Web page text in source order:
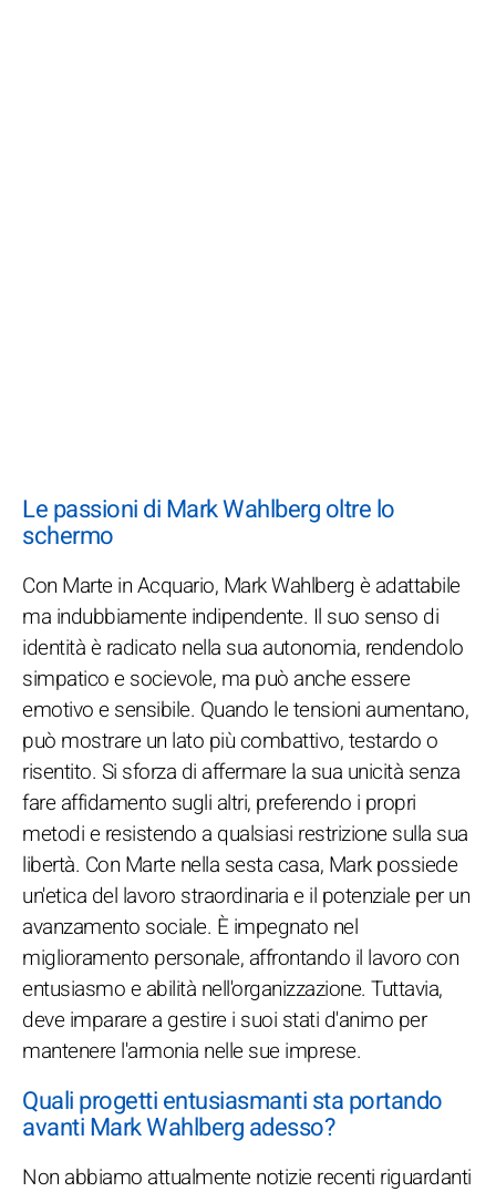
Le passioni di Mark Wahlberg oltre lo
schermo
Con Marte in Acquario, Mark Wahlberg è adattabile
ma indubbiamente indipendente. Il suo senso di
identità è radicato nella sua autonomia, rendendolo
simpatico e socievole, ma può anche essere
emotivo e sensibile. Quando le tensioni aumentano,
può mostrare un lato più combattivo, testardo o
risentito. Si sforza di affermare la sua unicità senza
fare affidamento sugli altri, preferendo i propri
metodi e resistendo a qualsiasi restrizione sulla sua
libertà. Con Marte nella sesta casa, Mark possiede
un'etica del lavoro straordinaria e il potenziale per un
avanzamento sociale. È impegnato nel
miglioramento personale, affrontando il lavoro con
entusiasmo e abilità nell'organizzazione. Tuttavia,
deve imparare a gestire i suoi stati d'animo per
mantenere l'armonia nelle sue imprese.
Quali progetti entusiasmanti sta portando
avanti Mark Wahlberg adesso?
Non abbiamo attualmente notizie recenti riguardanti